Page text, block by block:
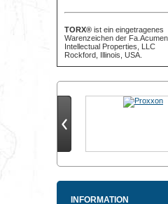
TORX® ist ein eingetragenes
Warenzeichen der
Intellectual Properties, LLC
Rockford, Illinois, USA.
INFORMATION